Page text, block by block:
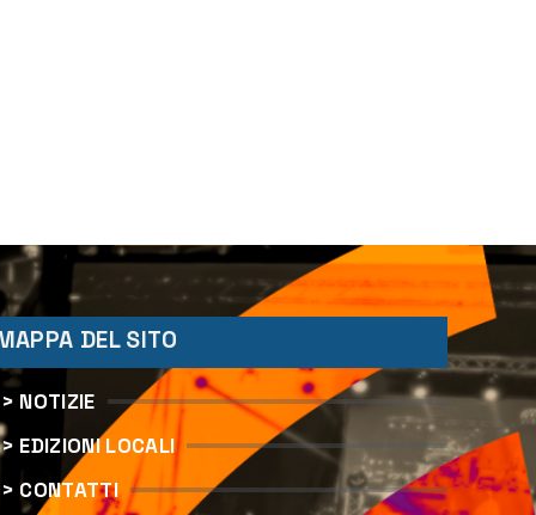
DEL SITO
> NOTIZIE
> EDIZIONI LOCALI
> CONTATTI